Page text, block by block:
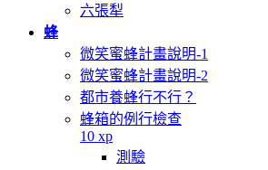
六張犁
蜂
微笑蜜蜂計畫說明-1
微笑蜜蜂計畫說明-2
都市養蜂行不行？
蜂箱的例行檢查
10 xp
測驗